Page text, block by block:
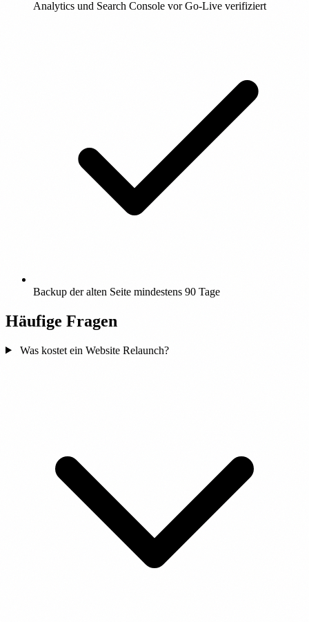
Analytics und Search Console vor Go-Live verifiziert
Backup der alten Seite mindestens 90 Tage
Häufige Fragen
Was kostet ein Website Relaunch?